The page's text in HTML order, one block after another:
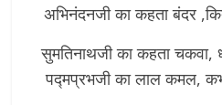
अभिनंदनजी का कहता बंदर
सुमतिनाथजी का कहता चकवा,
पद्मप्रभजी का लाल कमल,